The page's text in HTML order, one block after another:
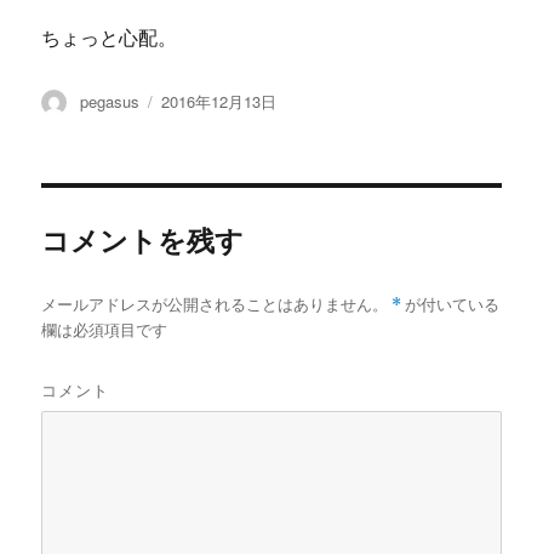
ちょっと心配。
投
pegasus
投
2016年12月13日
コメントを残す
メールアドレスが公開されることはありません。 * が付いている
欄は必須項目です
コメント